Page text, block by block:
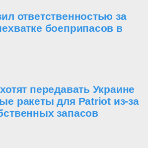
ответственностью за
боеприпасов в
передавать Украине
ракеты для Patriot из-за
запасов